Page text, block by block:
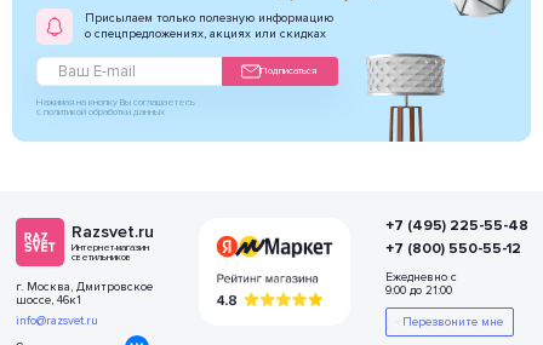
Присылаем только полезную информацию
о спецпредложениях, акциях или скидках
Подписаться
Нажимая на кнопку Вы соглашаетесь
с политикой обработки данных
Razsvet.ru
Интернет-магазин
светильников
г. Москва, Дмитровское
шоссе, 46к1
info@razsvet.ru
+7 (495) 225-55-48
+7 (800) 550-55-12
Ежедневно с
9:00 до 21:00
Перезвоните мне